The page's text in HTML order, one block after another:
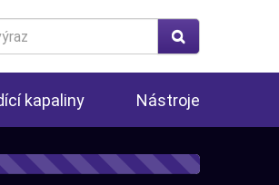
kapaliny Nástroje